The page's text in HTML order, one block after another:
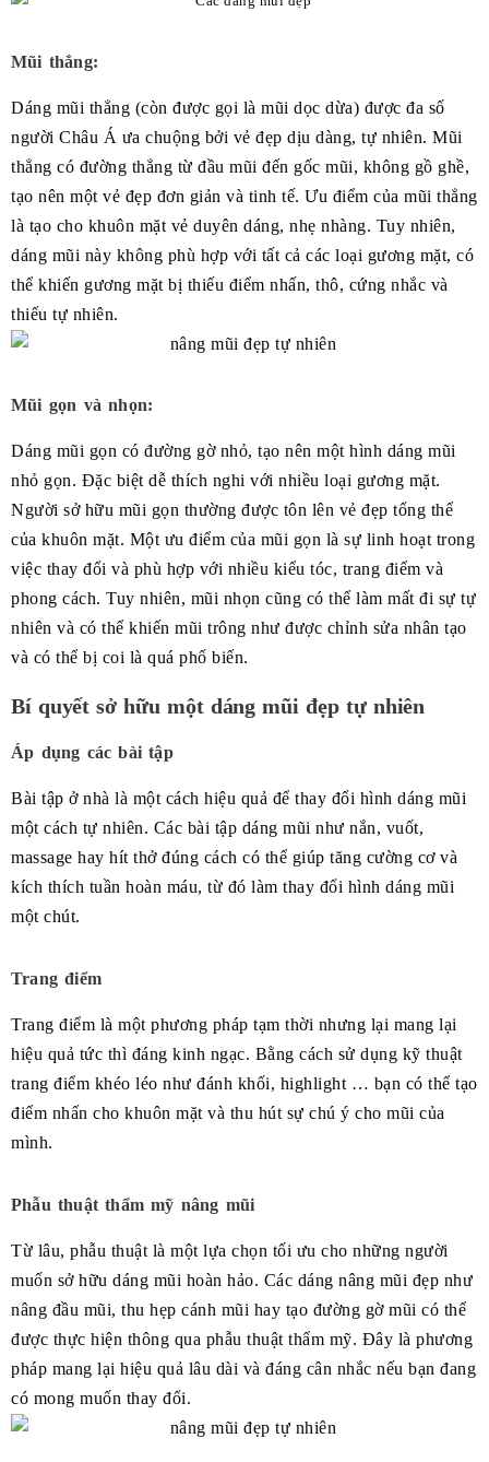
Mũi thẳng:
Dáng mũi thẳng (còn được gọi là mũi dọc dừa) được đa số
người Châu Á ưa chuộng bởi vẻ đẹp dịu dàng, tự nhiên. Mũi
thẳng có đường thẳng từ đầu mũi đến gốc mũi, không gồ ghề,
tạo nên một vẻ đẹp đơn giản và tinh tế. Ưu điểm của mũi thẳng
là tạo cho khuôn mặt vẻ duyên dáng, nhẹ nhàng. Tuy nhiên,
dáng mũi này không phù hợp với tất cả các loại gương mặt, có
thể khiến gương mặt bị thiếu điểm nhấn, thô, cứng nhắc và
thiếu tự nhiên.
Mũi gọn và nhọn:
Dáng mũi gọn có đường gờ nhỏ, tạo nên một hình dáng mũi
nhỏ gọn. Đặc biệt dễ thích nghi với nhiều loại gương mặt.
Người sở hữu mũi gọn thường được tôn lên vẻ đẹp tổng thể
của khuôn mặt. Một ưu điểm của mũi gọn là sự linh hoạt trong
việc thay đổi và phù hợp với nhiều kiểu tóc, trang điểm và
phong cách. Tuy nhiên, mũi nhọn cũng có thể làm mất đi sự tự
nhiên và có thể khiến mũi trông như được chỉnh sửa nhân tạo
và có thể bị coi là quá phổ biến.
Bí quyết sở hữu một dáng mũi đẹp tự nhiên
Áp dụng các bài tập
Bài tập ở nhà là một cách hiệu quả để thay đổi hình dáng mũi
một cách tự nhiên. Các bài tập dáng mũi như nắn, vuốt,
massage hay hít thở đúng cách có thể giúp tăng cường cơ và
kích thích tuần hoàn máu, từ đó làm thay đổi hình dáng mũi
một chút.
Trang điểm
Trang điểm là một phương pháp tạm thời nhưng lại mang lại
hiệu quả tức thì đáng kinh ngạc. Bằng cách sử dụng kỹ thuật
trang điểm khéo léo như đánh khối, highlight … bạn có thể tạo
điểm nhấn cho khuôn mặt và thu hút sự chú ý cho mũi của
mình.
Phẫu thuật thẩm mỹ nâng mũi
Từ lâu, phẫu thuật là một lựa chọn tối ưu cho những người
muốn sở hữu dáng mũi hoàn hảo. Các dáng nâng mũi đẹp như
nâng đầu mũi, thu hẹp cánh mũi hay tạo đường gờ mũi có thể
được thực hiện thông qua phẫu thuật thẩm mỹ. Đây là phương
pháp mang lại hiệu quả lâu dài và đáng cân nhắc nếu bạn đang
có mong muốn thay đổi.